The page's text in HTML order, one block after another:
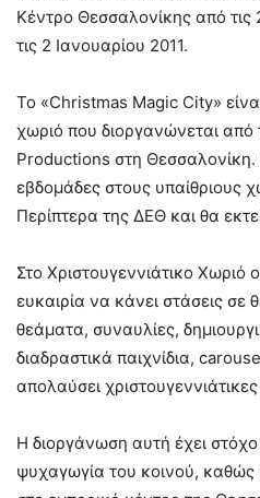
Κέντρο Θεσσαλονίκης από
τις 2 Ιανουαρίου 2011.
Το «Christmas Magic City»
χωριό που διοργανώνεται
Productions στη Θεσσαλονίκη.
εβδομάδες στους υπαίθριους
Περίπτερα της ΔΕΘ και θα
Στο Χριστουγεννιάτικο Χωριό
ευκαιρία να κάνει στάσεις σε
θεάματα, συναυλίες,
διαδραστικά παιχνίδια,
απολαύσει χριστουγεννιάτικες
Η διοργάνωση αυτή έχει
ψυχαγωγία του κοινού, καθώς